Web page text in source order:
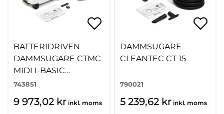
BATTERIDRIVEN
DAMMSUGARE CTMC
MIDI I-BASIC
CLEANTEC
743851
9 973,02 kr inkl. moms
DAMMSUGARE
CLEANTEC CT 15
790021
5 239,62 kr inkl. moms